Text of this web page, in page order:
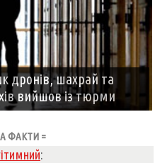
дронів, шахрай та
вийшов із тюрми
ФАКТИ =
: